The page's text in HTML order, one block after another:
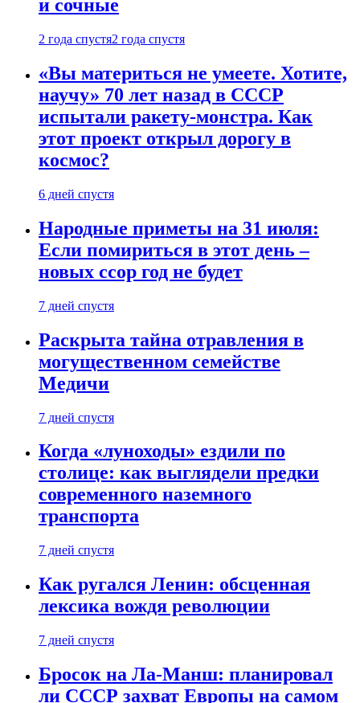
и сочные
2 года спустя2 года спустя
«Вы материться не умеете. Хотите,
научу» 70 лет назад в СССР
испытали ракету-монстра. Как
этот проект открыл дорогу в
космос?
6 дней спустя
Народные приметы на 31 июля:
Если помириться в этот день –
новых ссор год не будет
7 дней спустя
Раскрыта тайна отравления в
могущественном семействе
Медичи
7 дней спустя
Когда «луноходы» ездили по
столице: как выглядели предки
современного наземного
транспорта
7 дней спустя
Как ругался Ленин: обсценная
лексика вождя революции
7 дней спустя
Бросок на Ла-Манш: планировал
ли СССР захват Европы на самом